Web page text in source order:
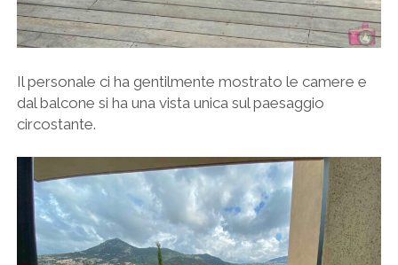
Il personale ci ha gentilmente mostrato le camere e
dal balcone si ha una vista unica sul paesaggio
circostante.